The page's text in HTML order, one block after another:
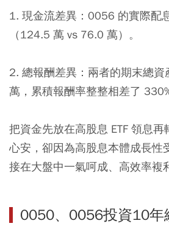
1. 現金流差異：0056 的實際配
（124.5 萬 vs 76.0 萬）。
2. 總報酬差異：兩者的期末總
萬，累積報酬率整整相差了 330%
把資金先放在高股息 ETF 領息
心安，卻因為高股息本體成長性
接在大盤中一氣呵成、高效率複
0050、0056投資10年